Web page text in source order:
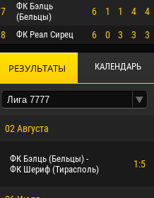
7
ФК Бэлць
(Бельцы)
6 1 1 4 4
8 ФК Реал Сирец 6 0 3 3 3
РЕЗУЛЬТАТЫ КАЛЕНДАРЬ
02 Августа
ФК Бэлць (Бельцы) -
ФК Шериф (Тирасполь)
1:5